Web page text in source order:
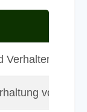
Verhalten von
von Arten